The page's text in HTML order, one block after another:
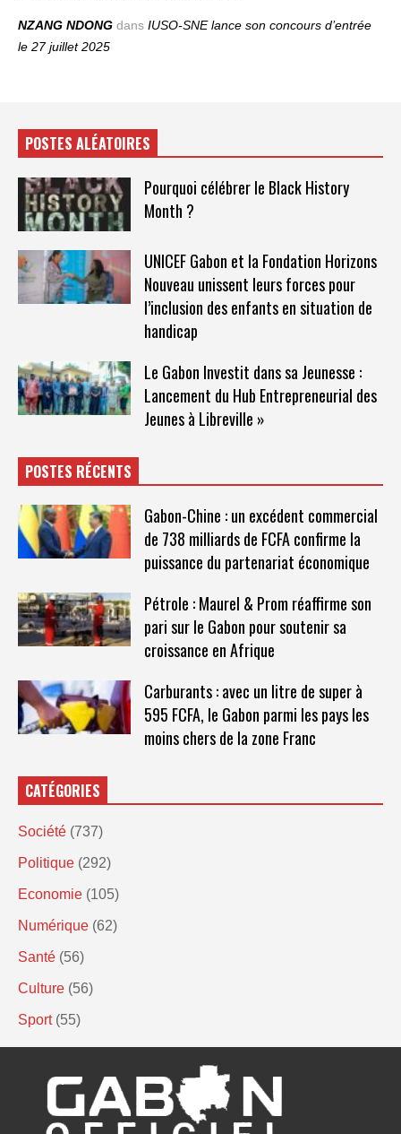
NZANG NDONG dans IUSO‑SNE lance son concours d’entrée
le 27 juillet 2025
POSTES ALÉATOIRES
Pourquoi célébrer le Black History
Month ?
UNICEF Gabon et la Fondation Horizons
Nouveau unissent leurs forces pour
l’inclusion des enfants en situation de
handicap
Le Gabon Investit dans sa Jeunesse :
Lancement du Hub Entrepreneurial des
Jeunes à Libreville »
POSTES RÉCENTS
Gabon-Chine : un excédent commercial
de 738 milliards de FCFA confirme la
puissance du partenariat économique
Pétrole : Maurel & Prom réaffirme son
pari sur le Gabon pour soutenir sa
croissance en Afrique
Carburants : avec un litre de super à
595 FCFA, le Gabon parmi les pays les
moins chers de la zone Franc
CATÉGORIES
Société (737)
Politique (292)
Economie (105)
Numérique (62)
Santé (56)
Culture (56)
Sport (55)